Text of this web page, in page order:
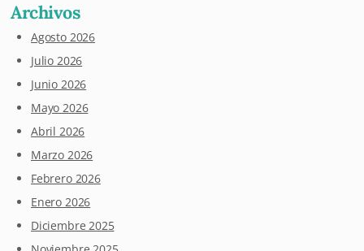
Archivos
Agosto 2026
Julio 2026
Junio 2026
Mayo 2026
Abril 2026
Marzo 2026
Febrero 2026
Enero 2026
Diciembre 2025